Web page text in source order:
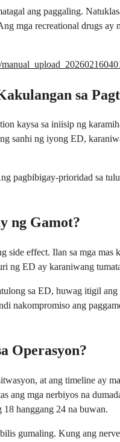
ang paggaling.
mga recreational drugs ay
sa
kaysa sa iniisip ng
sanhi ng iyong ED,
pagbibigay-prioridad sa
ng Gamot?
effect. Ilan sa mga
ng ED ay karaniwang
sa ED, huwag itigil
nakompromiso ang
Operasyon?
at ang timeline ay
ang mga nerbiyos na
hanggang 24 na buwan.
gumaling. Kung ang